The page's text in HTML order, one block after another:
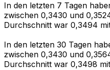
In den letzten 7 Tagen
zwischen 0,3430 und
Durchschnitt war 0,3494
In den letzten 30 Tagen
zwischen 0,3430 und
Durchschnitt war 0,3498